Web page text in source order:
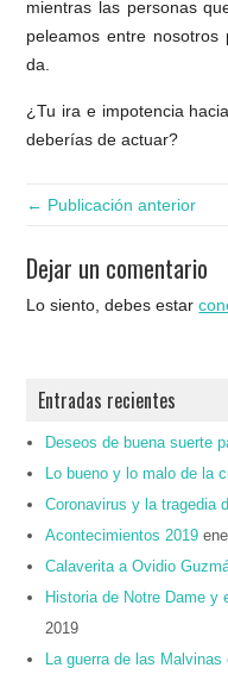
mientras las personas
peleamos entre
da.
¿Tu ira e impotencia
deberías de actuar?
← Publicación anterior
Dejar un comentario
Lo siento, debes estar
Entradas recientes
Deseos de buena suerte
Lo bueno y lo malo de la
Coronavirus y la tragedia
Acontecimientos 2019
Calaverita a Ovidio
Historia de Notre Dame y
2019
La guerra de las